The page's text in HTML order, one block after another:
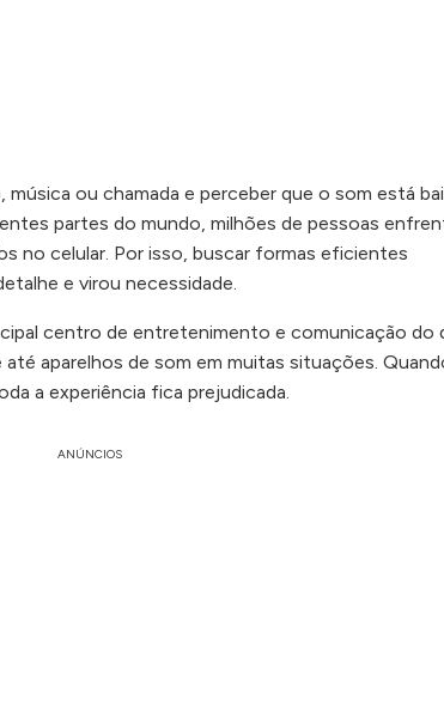
ou chamada e perceber que o som está
partes do mundo, milhões de pessoas
no celular. Por isso, buscar formas eficientes
e virou necessidade.
centro de entretenimento e comunicação do
aparelhos de som em muitas situações.
a experiência fica prejudicada.
ANÚNCIOS